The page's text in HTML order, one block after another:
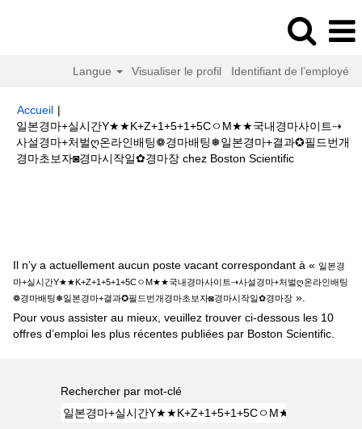
Langue Visualiser le profil Identifiant de l’employé
Accueil |
일본경마+실시간Y★★K+Z+1+5+1+5CㅇM★★국내경마사이트⇢
사설경마+처벌ღ온라인배팅❁경마배팅❅일본경마+결과✪필드번개
경마초보자◙경마시작일✿경마장 chez Boston Scientific(page
Il n’y a actuellement aucun poste vacant correspondant à « 일본경
마+실시간Y★★K+Z+1+5+1+5CㅇM★★국내경마사이트⇢사설경마+처벌ღ온라인배팅
❁경마배팅❅일본경마+결과✪필드번개경마초보자◙경마시작일✿경마장 ».
Pour vous assister au mieux, veuillez trouver ci-dessous les 10
offres d’emploi les plus récentes publiées par Boston Scientific.
Rechercher par mot-clé